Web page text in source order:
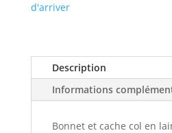
d'arriver
Description
Informations
Bonnet et cache col en